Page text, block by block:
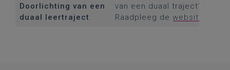
Doorlichting van een
duaal leertraject
van een duaal traject?
Raadpleeg de website van